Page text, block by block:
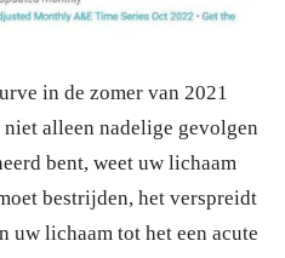
in de zomer van 2021
alleen nadelige gevolgen
bent, weet uw lichaam
bestrijden, het verspreidt
lichaam tot het een acute